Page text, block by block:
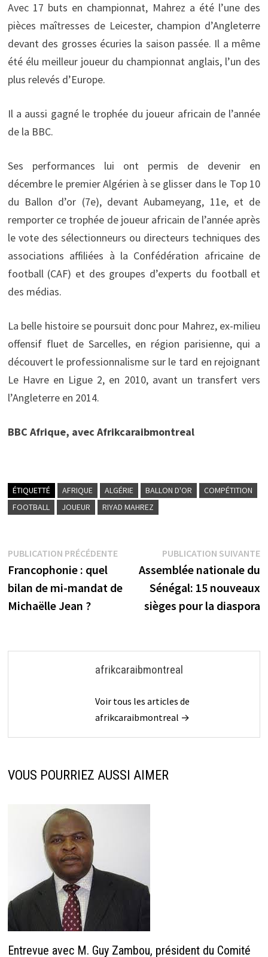
Avec 17 buts en championnat, Mahrez a été l’une des
pièces maîtresses de Leicester, champion d’Angleterre
devant des grosses écuries la saison passée. Il a même
été élu meilleur joueur du championnat anglais, l’un des
plus relevés d’Europe.
Il a aussi gagné le trophée du joueur africain de l’année
de la BBC.
Ses performances lui ont permis de devenir en
décembre le premier Algérien à se glisser dans le Top 10
du Ballon d’or (7e), devant Aubameyang, 11e, et de
remporter ce trophée de joueur africain de l’année après
le vote des sélectionneurs ou directeurs techniques des
associations affiliées à la Confédération africaine de
football (CAF) et des groupes d’experts du football et
des médias.
La belle histoire se poursuit donc pour Mahrez, ex-milieu
offensif fluet de Sarcelles, en région parisienne, qui a
découvert le professionnalisme sur le tard en rejoignant
Le Havre en Ligue 2, en 2010, avant un transfert vers
l’Angleterre en 2014.
BBC Afrique, avec Afrikcaraibmontreal
ÉTIQUETTÉ AFRIQUE ALGÉRIE BALLON D'OR
COMPÉTITION
FOOTBALL
JOUEUR RIYAD MAHREZ
Navigation
de
l’article
PUBLICATION PRÉCÉDENTEPublication
précédente :
Francophonie : quel
bilan de mi-mandat de
Michaëlle Jean ?
PUBLICATION SUIVANTE
Assemblée nationale du
Sénégal: 15 nouveaux
sièges pour la diaspora
afrikcaraibmontreal
Voir tous les articles de
afrikcaraibmontreal →
VOUS POURRIEZ AUSSI AIMER
Entrevue avec M. Guy Zambou, président du Comité